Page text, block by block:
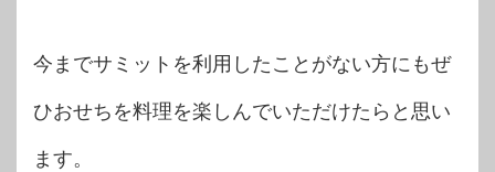
今までサミットを利用したことがない方にもぜ
ひおせちを料理を楽しんでいただけたらと思い
ます。